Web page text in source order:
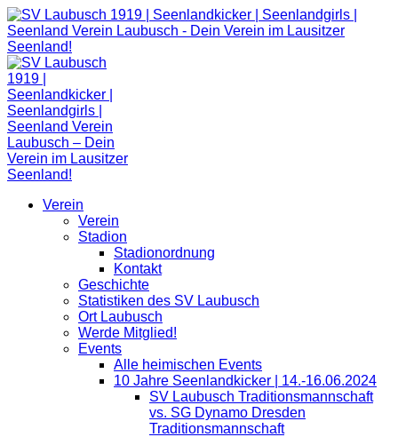
Zum
Inhalt
springen
Verein
Verein
Stadion
Stadionordnung
Kontakt
Geschichte
Statistiken des SV Laubusch
Ort Laubusch
Werde Mitglied!
Events
Alle heimischen Events
10 Jahre Seenlandkicker | 14.-16.06.2024
SV Laubusch Traditionsmannschaft
vs. SG Dynamo Dresden
Traditionsmannschaft